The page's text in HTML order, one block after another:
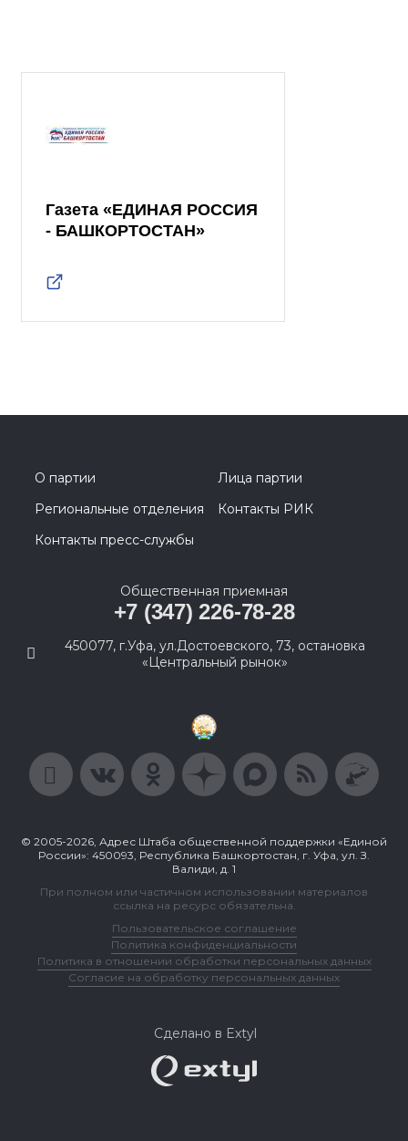
Газета «ЕДИНАЯ РОССИЯ
- БАШКОРТОСТАН»
О партии
Лица партии
Региональные отделения
Контакты РИК
Контакты пресс-службы
Общественная приемная
+7 (347) 226-78-28
450077, г.Уфа, ул.Достоевского, 73, остановка
«Центральный рынок»
© 2005-2026, Адрес Штаба общественной поддержки «Единой
России»: 450093, Республика Башкортостан, г. Уфа, ул. З.
Валиди, д. 1
При полном или частичном использовании материалов
ссылка на ресурс обязательна.
Пользовательское соглашение
Политика конфиденциальности
Политика в отношении обработки персональных данных
Согласие на обработку персональных данных
Сделано в Extyl